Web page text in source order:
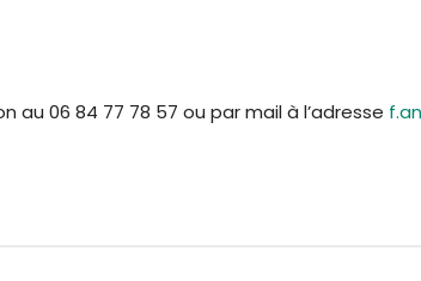
au 06 84 77 78 57 ou par mail à l’adresse